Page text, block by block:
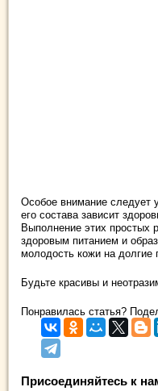
Особое внимание следует
его состава зависит
Выполнение этих простых
здоровым питанием и
молодость кожи на долгие
Будьте красивы и
Понравилась статья?
Присоединяйтесь к